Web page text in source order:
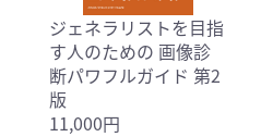
ジェネラリストを目指
す人のための 画像診
断パワフルガイド 第2
版
11,000円